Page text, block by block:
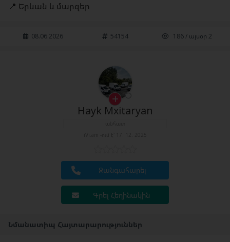
📍 Երևան և մարզեր
08.06.2026 54154 186 / այսօր 2
Hayk Mxitaryan
Զանգահարել
Գրել Հեղինակին
Նմանատիպ Հայտարարություններ